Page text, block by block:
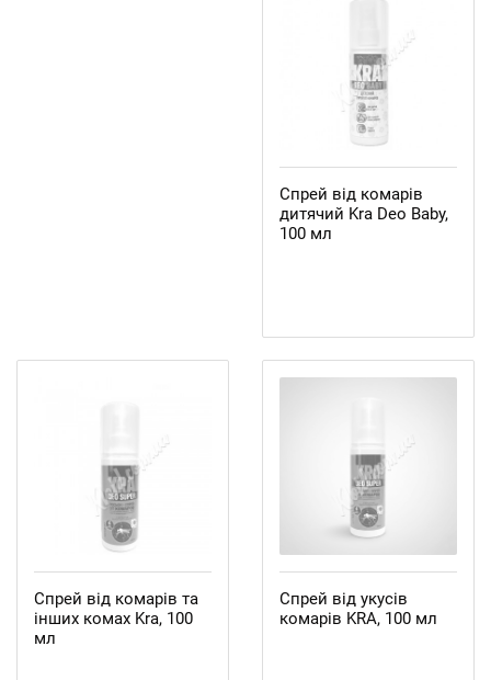
Спрей від комарів
дитячий Kra Deo Baby,
100 мл
Спрей від комарів та
інших комах Kra, 100
мл
Спрей від укусів
комарів KRA, 100 мл